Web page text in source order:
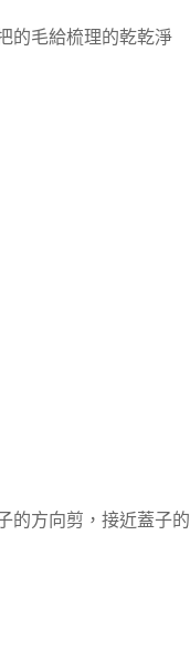
的毛給梳理的乾乾淨
的方向剪，接近蓋子的